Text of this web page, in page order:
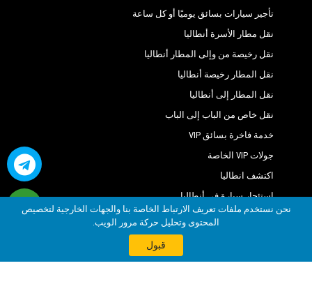
Onkel Hotels Beldibi Resort
Ozer Park Hotel
Paloma Foresta Resort
Rios Beach Hotel
Rixos Beldibi
Rixos Sungate
Selcukhan Hotel
Sultan Hotel Beldibi
تأجير سيارات بسائق يوميًا أو كل ساعة
نقل مطار الأسرة أنطاليا
نقل رخيصة من وإلى المطار أنطاليا
نقل المطار رخيصة أنطاليا
نقل المطار إلى أنطاليا
نقل خاص من الباب إلى الباب
خدمة فاخرة بسائق VIP
جولات VIP الخاصة
اكتشف انطاليا
استئجار سيارة في أنطاليا
نحن نستخدم ملفات تعريف الارتباط الخاصة بنا والجهات الخارجية لتخصيص
المحتوى وتحليل حركة مرور الويب.
قبول